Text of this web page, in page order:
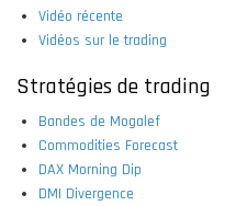
Vidéo récente
Vidéos sur le trading
Stratégies de trading
Bandes de Mogalef
Commodities Forecast
DAX Morning Dip
DMI Divergence